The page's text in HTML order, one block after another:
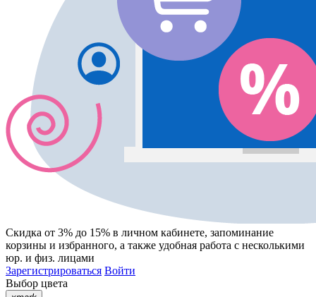
Скидка от 3% до 15% в личном кабинете, запоминание
корзины и избранного, а также удобная работа с несколькими
юр. и физ. лицами
Зарегистрироваться Войти
Выбор цвета